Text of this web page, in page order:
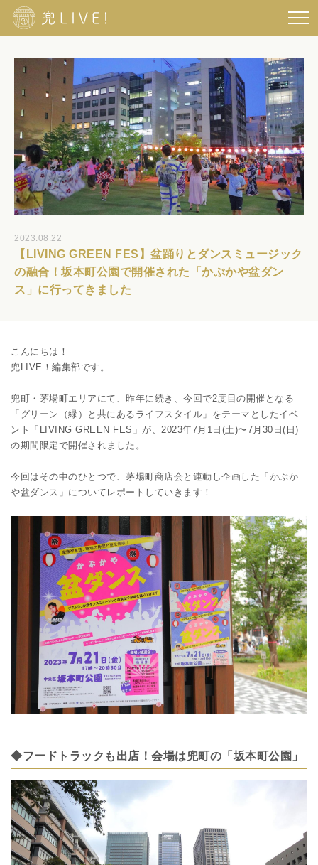
2023.08.22
【LIVING GREEN FES】盆踊りとダンスミュージック
の融合！坂本町公園で開催された「かぶかや盆ダン
ス」に行ってきました
こんにちは！
兜LIVE！編集部です。
兜町・茅場町エリアにて、昨年に続き、今回で2度目の開催となる
「グリーン（緑）と共にあるライフスタイル」をテーマとしたイベ
ント「LIVING GREEN FES」が、2023年7月1日(土)〜7月30日(日)
の期間限定で開催されました。
今回はその中のひとつで、茅場町商店会と連動し企画した「かぶか
や盆ダンス」についてレポートしていきます！
◆フードトラックも出店！会場は兜町の「坂本町公園」